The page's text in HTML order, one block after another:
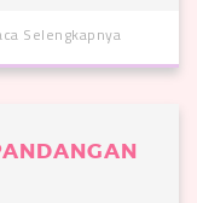
Selengkapnya